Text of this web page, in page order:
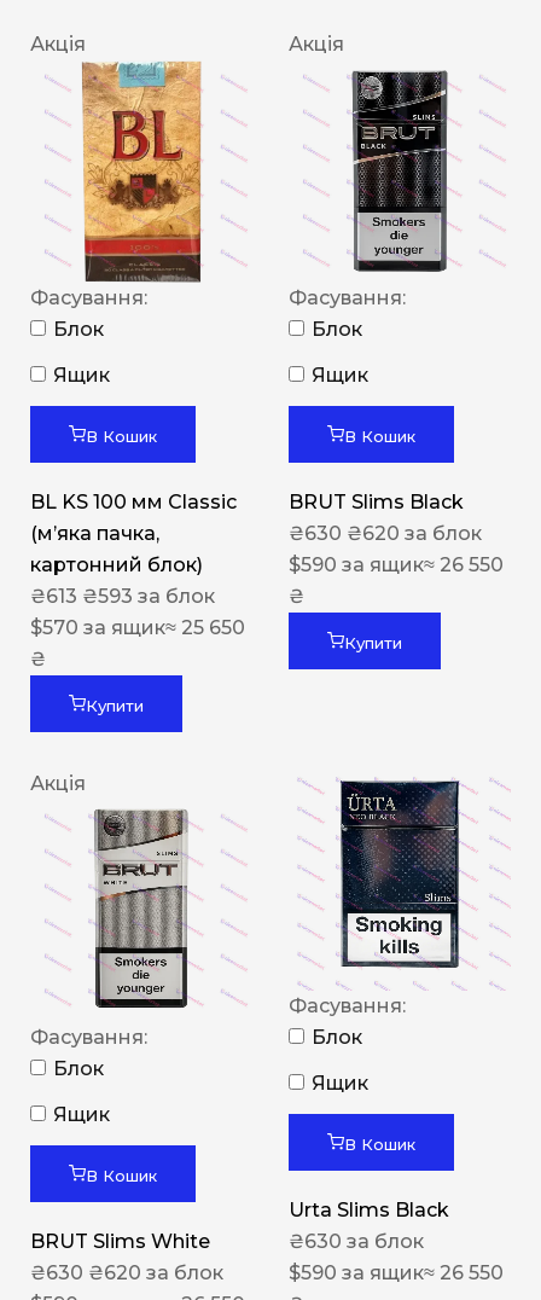
Акція
Фасування:
Блок
Ящик
В Кошик
BL KS 100 мм Classic
(м’яка пачка,
картонний блок)
₴613 ₴593 за блок
$570 за ящик≈ 25 650
₴
Купити
Акція
Фасування:
Блок
Ящик
В Кошик
BRUT Slims Black
₴630 ₴620 за блок
$590 за ящик≈ 26 550
₴
Купити
Акція
Фасування:
Блок
Ящик
В Кошик
BRUT Slims White
₴630 ₴620 за блок
Фасування:
Блок
Ящик
В Кошик
Urta Slims Black
₴630 за блок
$590 за ящик≈ 26 550